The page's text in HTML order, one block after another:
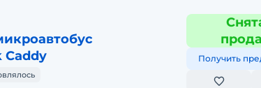
Caddy
Получить